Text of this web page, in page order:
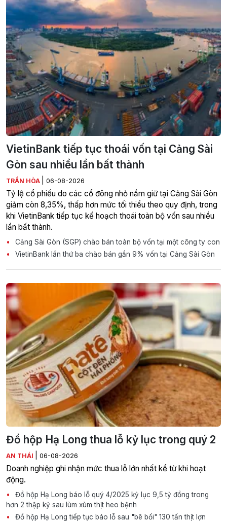
VietinBank tiếp tục thoái vốn tại Cảng Sài
Gòn sau nhiều lần bất thành
TRẦN HÒA 06-08-2026
Tỷ lệ cổ phiếu do các cổ đông nhỏ nắm giữ tại Cảng Sài Gòn
giảm còn 8,35%, thấp hơn mức tối thiểu theo quy định, trong
khi VietinBank tiếp tục kế hoạch thoái toàn bộ vốn sau nhiều
lần bất thành.
Cảng Sài Gòn (SGP) chào bán toàn bộ vốn tại một công ty con
VietinBank lần thứ ba chào bán gần 9% vốn tại Cảng Sài Gòn
Đồ hộp Hạ Long thua lỗ kỷ lục trong quý 2
AN THÁI 06-08-2026
Doanh nghiệp ghi nhận mức thua lỗ lớn nhất kể từ khi hoạt
động.
Đồ hộp Hạ Long báo lỗ quý 4/2025 kỷ lục 9,5 tỷ đồng trong
hơn 2 thập kỷ sau lùm xùm thịt heo bệnh
Đồ hộp Hạ Long tiếp tục báo lỗ sau "bê bối" 130 tấn thịt lợn